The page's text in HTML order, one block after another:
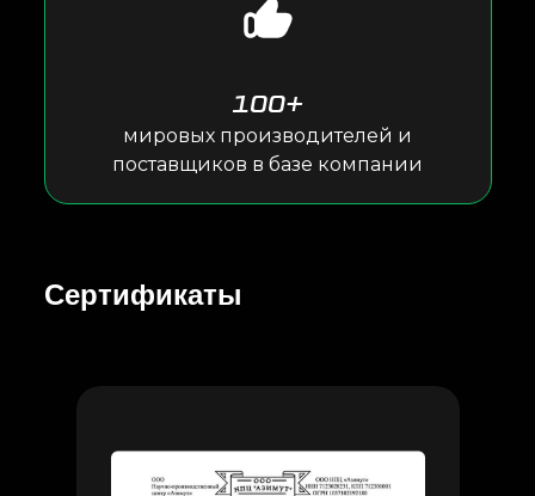
100+
мировых производителей и
поставщиков в базе компании
Сертификаты